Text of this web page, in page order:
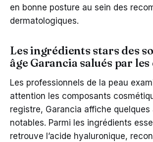
en bonne posture au sein des
dermatologiques.
Les ingrédients stars des
âge Garancia salués par
Les professionnels de la peau
attention les composants
registre, Garancia affiche quelques
notables. Parmi les ingrédients
retrouve l’acide hyaluronique,